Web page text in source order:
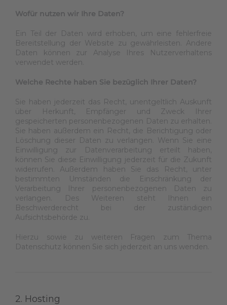
Wofür nutzen wir Ihre Daten?
Ein Teil der Daten wird erhoben, um eine fehlerfreie
Bereitstellung der Website zu gewährleisten. Andere
Daten können zur Analyse Ihres Nutzerverhaltens
verwendet werden.
Welche Rechte haben Sie bezüglich Ihrer Daten?
Sie haben jederzeit das Recht, unentgeltlich Auskunft
über Herkunft, Empfänger und Zweck Ihrer
gespeicherten personenbezogenen Daten zu erhalten.
Sie haben außerdem ein Recht, die Berichtigung oder
Löschung dieser Daten zu verlangen. Wenn Sie eine
Einwilligung zur Datenverarbeitung erteilt haben,
können Sie diese Einwilligung jederzeit für die Zukunft
widerrufen. Außerdem haben Sie das Recht, unter
bestimmten Umständen die Einschränkung der
Verarbeitung Ihrer personenbezogenen Daten zu
verlangen. Des Weiteren steht Ihnen ein
Beschwerderecht bei der zuständigen
Aufsichtsbehörde zu.
Hierzu sowie zu weiteren Fragen zum Thema
Datenschutz können Sie sich jederzeit an uns wenden.
2. Hosting